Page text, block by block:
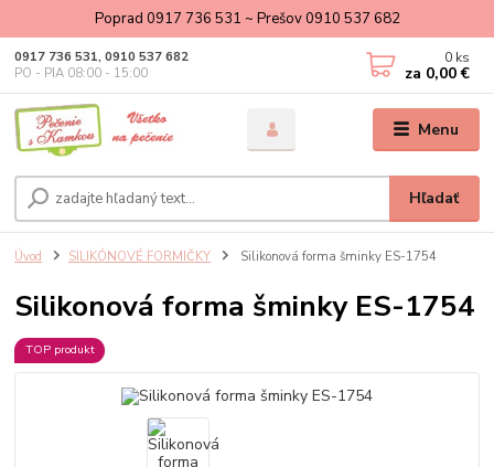
Poprad 0917 736 531 ~ Prešov 0910 537 682
Menu
Hľadať
0917 736 531, 0910 537 682
PO - PIA 08:00 - 15:00
0 ks
za 0,00 €
Úvod SILIKÓNOVÉ FORMIČKY Silikonová forma šminky ES-1754
Silikonová forma šminky ES-1754
TOP produkt